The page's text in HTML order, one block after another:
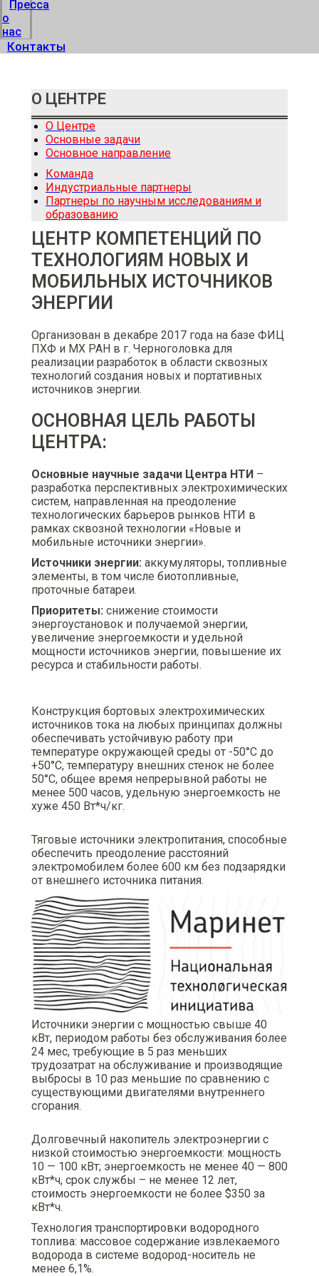
Пресса
о
нас
Контакты
О ЦЕНТРЕ
О Центре
Основные задачи
Основное направление
Команда
Индустриальные партнеры
Партнеры по научным исследованиям и
образованию
ЦЕНТР КОМПЕТЕНЦИЙ ПО
ТЕХНОЛОГИЯМ НОВЫХ И
МОБИЛЬНЫХ ИСТОЧНИКОВ
ЭНЕРГИИ
Организован в декабре 2017 года на базе ФИЦ
ПХФ и МХ РАН в г. Черноголовка для
реализации разработок в области сквозных
технологий создания новых и портативных
источников энергии.
ОСНОВНАЯ ЦЕЛЬ РАБОТЫ
ЦЕНТРА:
Основные научные задачи Центра НТИ –
разработка перспективных электрохимических
систем, направленная на преодоление
технологических барьеров рынков НТИ в
рамках сквозной технологии «Новые и
мобильные источники энергии».
Источники энергии: аккумуляторы, топливные
элементы, в том числе биотопливные,
проточные батареи.
Приоритеты: снижение стоимости
энергоустановок и получаемой энергии,
увеличение энергоемкости и удельной
мощности источников энергии, повышение их
ресурса и стабильности работы.
Конструкция бортовых электрохимических
источников тока на любых принципах должны
обеспечивать устойчивую работу при
температуре окружающей среды от -50°С до
+50°С, температуру внешних стенок не более
50°С, общее время непрерывной работы не
менее 500 часов, удельную энергоемкость не
хуже 450 Вт*ч/кг.
Тяговые источники электропитания, способные
обеспечить преодоление расстояний
электромобилем более 600 км без подзарядки
от внешнего источника питания.
Источники энергии с мощностью свыше 40
кВт, периодом работы без обслуживания более
24 мес, требующие в 5 раз меньших
трудозатрат на обслуживание и производящие
выбросы в 10 раз меньшие по сравнению с
существующими двигателями внутреннего
сгорания.
Долговечный накопитель электроэнергии с
низкой стоимостью энергоемкости: мощность
10 — 100 кВт; энергоемкость не менее 40 — 800
кВт*ч, срок службы – не менее 12 лет,
стоимость энергоемкости не более $350 за
кВт*ч.
Технология транспортировки водородного
топлива: массовое содержание извлекаемого
водорода в системе водород-носитель не
менее 6,1%.